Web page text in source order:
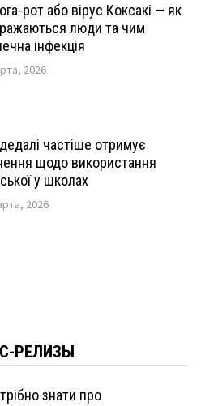
рот або вірус Коксакі — як
люди та чим
інфекція
2026
частіше отримує
щодо використання
у школах
2026
РЕЛИЗЫ
знати про